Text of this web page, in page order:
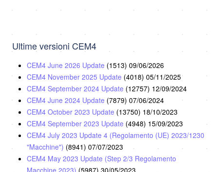
Ultime versioni CEM4
CEM4 June 2026 Update (1513) 09/06/2026
CEM4 November 2025 Update (4018) 05/11/2025
CEM4 September 2024 Update (12757) 12/09/2024
CEM4 June 2024 Update (7879) 07/06/2024
CEM4 October 2023 Update (13750) 18/10/2023
CEM4 September 2023 Update (4948) 15/09/2023
CEM4 July 2023 Update 4 (Regolamento (UE) 2023/1230
"Macchine") (8941) 07/07/2023
CEM4 May 2023 Update (Step 2/3 Regolamento